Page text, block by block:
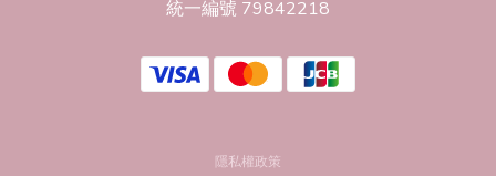
統一編號 79842218
隱私權政策